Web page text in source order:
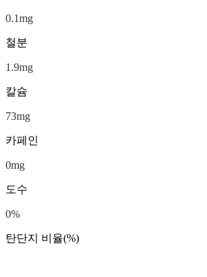
0.1mg
철분
1.9mg
칼슘
73mg
카페인
0mg
도수
0%
탄단지 비율(%)